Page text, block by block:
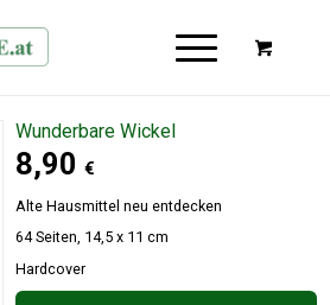
Wunderbare Wickel
8,90 €
Alte Hausmittel neu entdecken
64 Seiten, 14,5 x 11 cm
Hardcover